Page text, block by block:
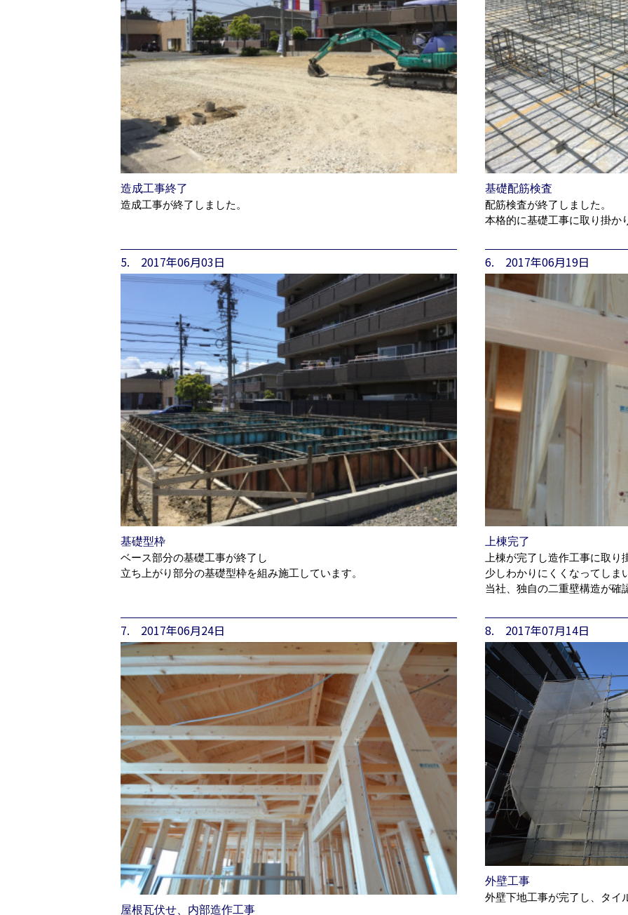
造成工事終了
造成工事が終了しました。
基礎配筋検査
配筋検査が終了しました。
本格的に基礎工事に取り掛か
5. 2017年06月03日
基礎型枠
ベース部分の基礎工事が終了し
立ち上がり部分の基礎型枠を組み施工しています。
6. 2017年06月19日
上棟完了
上棟が完了し造作工事に取り
少しわかりにくくなってしま
当社、独自の二重壁構造が確
7. 2017年06月24日
屋根瓦伏せ、内部造作工事
8. 2017年07月14日
外壁工事
外壁下地工事が完了し、タイ